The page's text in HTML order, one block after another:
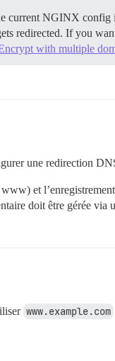
current NGINX
redirected. If you
with multiple
une redirection
et
doit être gérée via
www.example.com